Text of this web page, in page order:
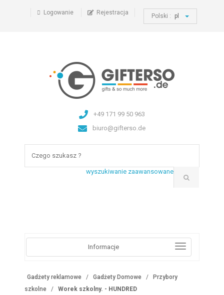
Logowanie Rejestracja Polski : pl
+49 171 99 50 963
biuro@gifterso.de
wyszukiwanie zaawansowane
Informacje
Gadżety reklamowe Gadżety Domowe
Przybory
szkolne
Worek szkolny. - HUNDRED